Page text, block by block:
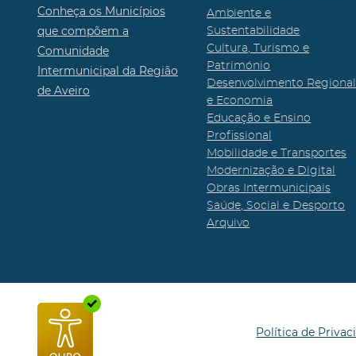
Conheça os Municípios
que compõem a
Comunidade
Intermunicipal da Região
de Aveiro
Ambiente e
Sustentabilidade
Cultura, Turismo e
Património
Desenvolvimento Regional
e Economia
Educação e Ensino
Profissional
Mobilidade e Transportes
Modernização e Digital
Obras Intermunicipais
Saúde, Social e Desporto
Arquivo
Política de